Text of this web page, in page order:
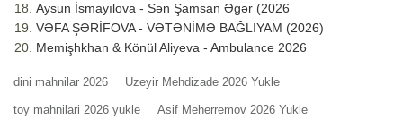
Aysun İsmayılova - Sən Şamsan Əgər (2026
VƏFA ŞƏRİFOVA - VƏTƏNİMƏ BAĞLIYAM (2026)
Memişhkhan & Könül Aliyeva - Ambulance 2026
dini mahnilar 2026 Uzeyir Mehdizade 2026 Yukle
toy mahnilari 2026 yukle Asif Meherremov 2026 Yukle